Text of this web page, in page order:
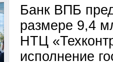
Банк ВПБ
размере 9,4
НТЦ
исполнение